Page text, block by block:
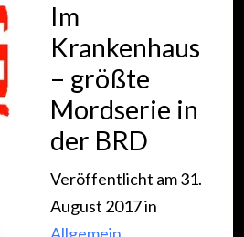
Im
Krankenhaus
– größte
Mordserie in
der BRD
Veröffentlicht am 31.
August 2017 in